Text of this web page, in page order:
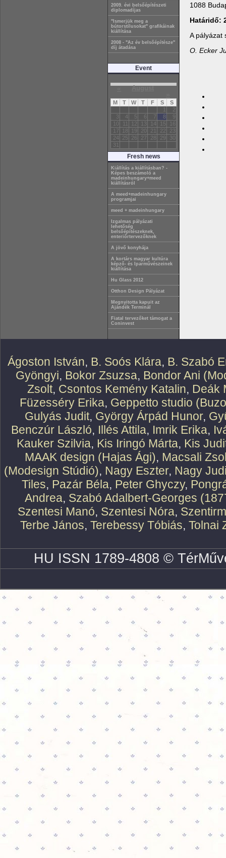
2009. évi belsőépítészeti
diplomadíjas
"Ismerjük meg a
bútorstílusokat" grafikáinak
kiállítása
2008 - "Az év belsőépítésze"
díj átadása
Event
« August
M T W T F S
S
1
2
3
4 5 6 7 8
9
10
11 12 13 14 15
16
17
18 19 20 21 22
23
24
25 26 27 28 29
30
31
Fresh news
Kiállítás a kiállításban? -
Képes beszámoló a
madeinhungary+meed
kiállításról
A meed+madeinhungary
programjai
meed + madeinhungary
Izgalmas pályázati
lehetőség
belsőépítészeknek,
enteriőrtervezőknek
A jövő konyhája
A kortárs magyar kultúra
képző- és Iparművészeinek
kiállítása
Hu Glass 2012
Otthon Design Pályázat
Megnyitotta kapuit az
Ajándék Terminál
Fiatal tervezőket támogat a
Coninvest
1088
Határidő:
A pályázat
O. Ecker
Ágoston István, B. Soós Klára, B. Szabó
Gyöngyi, Bokor Zsuzsa, Bondor Ani
Zsolt, Csontos Kemény Katalin, Deák
Füzesséry Erika, Geppetto studio
Gulyás Judit, György Árpád Hunor,
Benczúr László, Illés Attila, Imrik Erika,
Kauker Szilvia, Kis Iringó Márta, Kis
MAAK design (Hajas Ági), Macsali
(Modesign Stúdió), Nagy Eszter, Nagy
Tiles, Pazár Béla, Peter Ghyczy,
Andrea, Szabó Adalbert-Georges
Szentesi Manó, Szentesi Nóra,
Terbe János, Terebessy Tóbiás, Tolnai
HU ISSN 1789-4808 ©